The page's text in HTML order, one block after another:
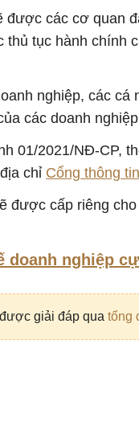
được các cơ quan
tục hành chính
nghiệp, các
các doanh
01/2021/NĐ-CP,
chỉ Cổng thông
được cấp riêng
doanh nghiệp
giải đáp qua tổng